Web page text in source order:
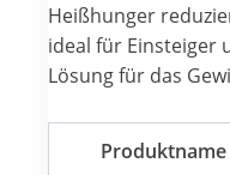
Heißhunger
ideal für Einsteiger
Lösung für das
Produktname